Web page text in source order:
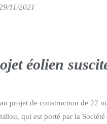
11/2021
éolien
projet de construction de 22
qui est porté par la